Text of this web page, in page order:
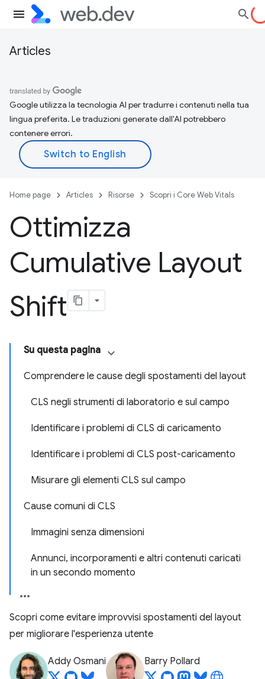
Articles
Google utilizza la tecnologia AI per tradurre i contenuti nella tua
lingua preferita. Le traduzioni generate dall'AI potrebbero
contenere errori.
Home page Articles Risorse Scopri i Core Web Vitals
Ottimizza
Cumulative Layout
Shift
Su questa pagina
Comprendere le cause degli spostamenti del layout
CLS negli strumenti di laboratorio e sul campo
Identificare i problemi di CLS di caricamento
Identificare i problemi di CLS post-caricamento
Misurare gli elementi CLS sul campo
Cause comuni di CLS
Immagini senza dimensioni
Annunci, incorporamenti e altri contenuti caricati
in un secondo momento
Scopri come evitare improvvisi spostamenti del layout
per migliorare l'esperienza utente
Addy Osmani Barry Pollard